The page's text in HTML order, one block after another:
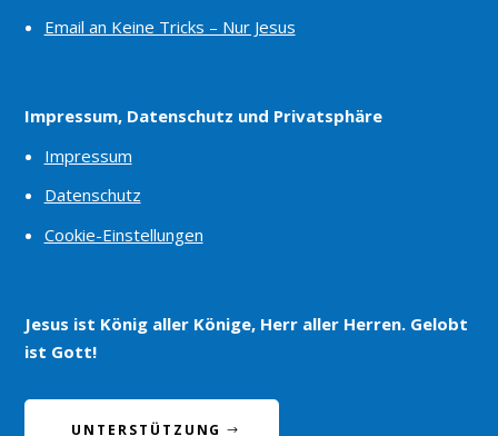
Email an Keine Tricks – Nur Jesus
Impressum, Datenschutz und Privatsphäre
Impressum
Datenschutz
Cookie-Einstellungen
Jesus ist König aller Könige, Herr aller Herren. Gelobt
ist Gott!
UNTERSTÜTZUNG